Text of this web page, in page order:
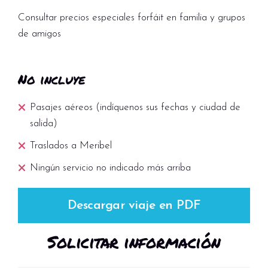
personas],), salón, cuarto de baño con WC.
Todos los alojamientos tienen un balcón donde
alojamientos.
Estudio en planta baja para 3
personas (aprox. 18m²)
cama individual
Cocina americana (placa eléctrica,
lavavajillas)
Consultar precios especiales forfáit en familia y grupos
de amigos
No incluye
Pasajes aéreos (indíquenos sus fechas y ciudad de
salida)
Traslados a Meribel
Ningún servicio no indicado más arriba
Descargar viaje en PDF
Solicitar información